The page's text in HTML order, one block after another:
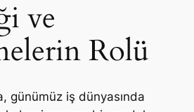
ve
Rolü
günümüz iş dünyasında